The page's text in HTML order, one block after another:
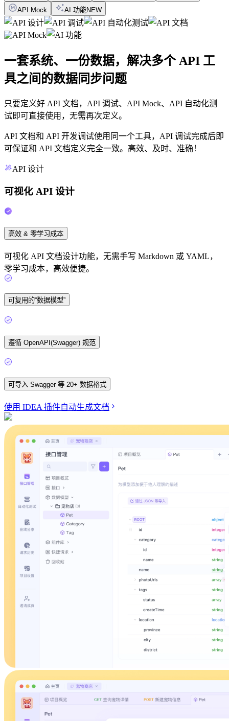
API Mock
AI 功能NEW
一套系统、一份数据，解决多个 API 工
具之间的数据同步问题
只要定义好 API 文档，API 调试、API Mock、API 自动化测
试即可直接使用，无需再次定义。
API 文档和 API 开发调试使用同一个工具，API 调试完成后即
可保证和 API 文档定义完全一致。高效、及时、准确！
API 设计
可视化 API 设计
高效 & 零学习成本
可视化 API 文档设计功能，无需手写 Markdown 或 YAML，
零学习成本，高效便捷。
可复用的“数据模型”
遵循 OpenAPI(Swagger) 规范
可导入 Swagger 等 20+ 数据格式
使用 IDEA 插件自动生成文档